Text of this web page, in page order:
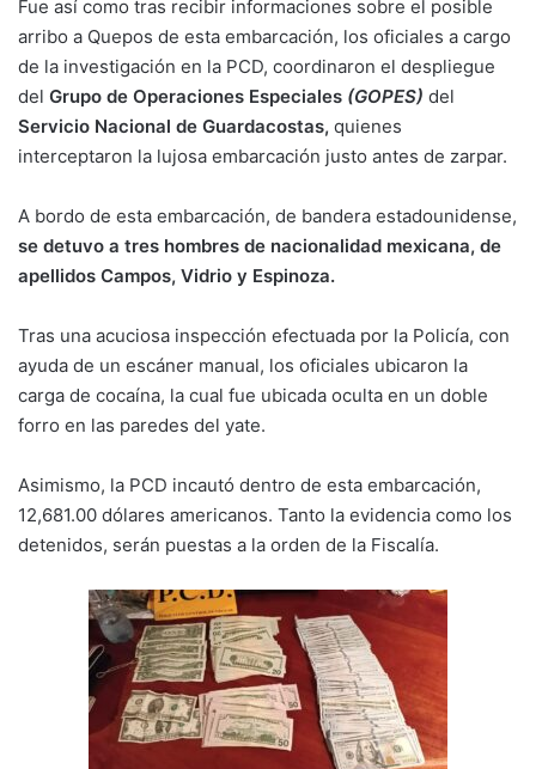
Fue así como tras recibir informaciones sobre el posible
arribo a Quepos de esta embarcación, los oficiales a cargo
de la investigación en la PCD, coordinaron el despliegue
del Grupo de Operaciones Especiales (GOPES) del
Servicio Nacional de Guardacostas, quienes
interceptaron la lujosa embarcación justo antes de zarpar.
A bordo de esta embarcación, de bandera estadounidense,
se detuvo a tres hombres de nacionalidad mexicana, de
apellidos Campos, Vidrio y Espinoza.
Tras una acuciosa inspección efectuada por la Policía, con
ayuda de un escáner manual, los oficiales ubicaron la
carga de cocaína, la cual fue ubicada oculta en un doble
forro en las paredes del yate.
Asimismo, la PCD incautó dentro de esta embarcación,
12,681.00 dólares americanos. Tanto la evidencia como los
detenidos, serán puestas a la orden de la Fiscalía.